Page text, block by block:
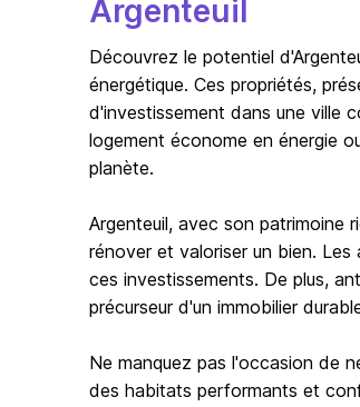
Argenteuil
Découvrez le potentiel
énergétique. Ces propriétés,
d'investissement dans une ville
logement économe en énergie
planète.
Argenteuil, avec son patrimoine
rénover et valoriser un bien.
ces investissements. De plus,
précurseur d'un immobilier
Ne manquez pas l'occasion de
des habitats performants et